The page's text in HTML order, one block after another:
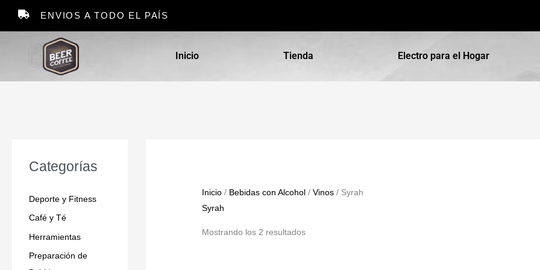
ENVIOS A TODO EL PAÍS
Inicio Tienda Electro para el Hogar
Categorías
Deporte y Fitness
Café y Té
Herramientas
Preparación de
Inicio / Bebidas con Alcohol /Vinos / Syrah
Syrah
Mostrando los 2 resultados